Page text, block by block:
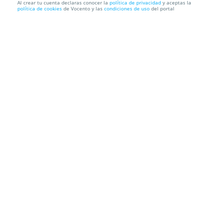
Exquisito Menú Estrella de las Noches de Verano en
Al crear tu cuenta declaras conocer la política de privacidad y aceptas la
política de cookies de Vocento y las condiciones de uso del portal